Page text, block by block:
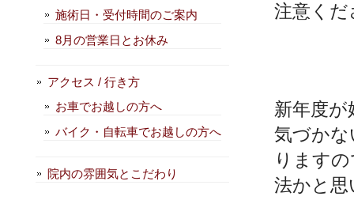
注意くだ
新年度が
気づか
ります
法かと
施術日・受付時間のご案内
8月の営業日とお休み
アクセス / 行き方
お車でお越しの方へ
バイク・自転車でお越しの方へ
院内の雰囲気とこだわり